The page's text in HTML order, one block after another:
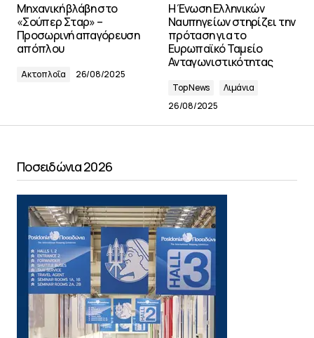
Μηχανική βλάβη στο
«Σούπερ Σταρ» –
Προσωρινή απαγόρευση
απόπλου
Ακτοπλοΐα 26/08/2025
Η Ένωση Ελληνικών
Ναυπηγείων στηρίζει την
πρόταση για το
Ευρωπαϊκό Ταμείο
Ανταγωνιστικότητας
Top News
Λιμάνια
26/08/2025
Ποσειδώνια 2026